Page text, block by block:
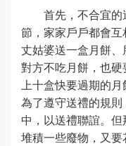
首先，不合宜
節，家家戶戶都會
丈姑婆送一盒月餅
對方不吃月餅，也
上十盒快要過期的
為了遵守送禮的規
中，以送禮聯誼。
堆積一些廢物，又